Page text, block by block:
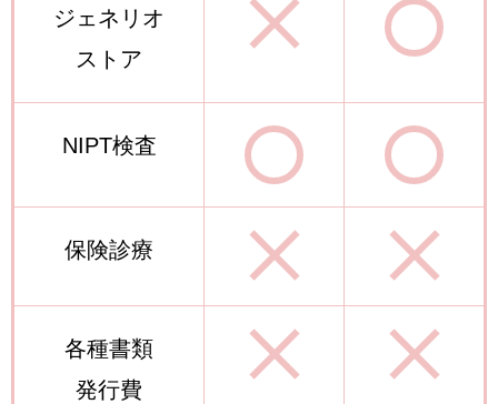
ジェネリオ
ストア
NIPT検査
保険診療
各種書類
発行費